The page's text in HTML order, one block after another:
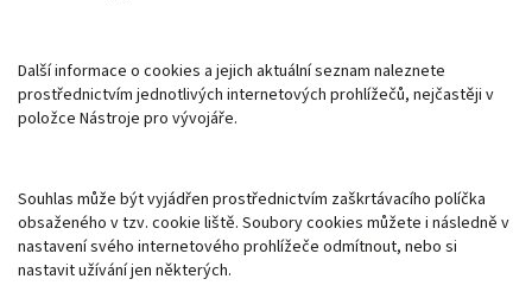
Další informace o cookies a jejich aktuální seznam naleznete
prostřednictvím jednotlivých internetových prohlížečů, nejčastěji v
položce Nástroje pro vývojáře.
Souhlas může být vyjádřen prostřednictvím zaškrtávacího políčka
obsaženého v tzv. cookie liště. Soubory cookies můžete i následně v
nastavení svého internetového prohlížeče odmítnout, nebo si
nastavit užívání jen některých.